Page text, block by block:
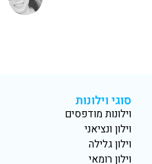
סוגי וילונות
וילונות מודפסים
וילון ונציאני
וילון גלילה
וילון רומאי